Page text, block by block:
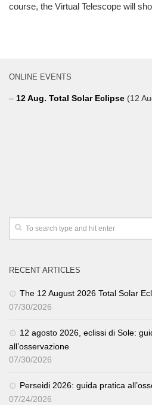
course, the Virtual Telescope will
ONLINE EVENTS
– 12 Aug. Total Solar Eclipse (12
RECENT ARTICLES
The 12 August 2026 Total Solar
07/30/2026
12 agosto 2026, eclissi di Sole:
all’osservazione
07/30/2026
Perseidi 2026: guida pratica
07/24/2026